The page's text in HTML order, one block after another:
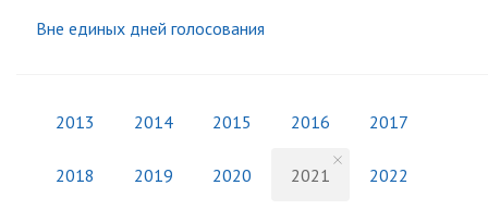
Вне единых дней голосования
2013 2014 2015 2016 2017
2018 2019 2020 2021 2022